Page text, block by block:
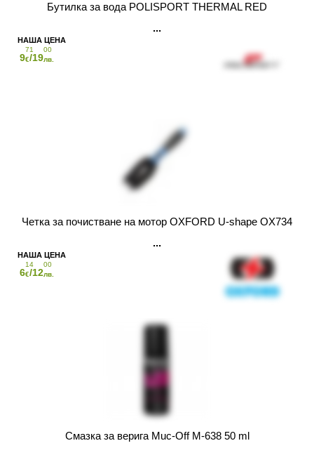
Бутилка за вода POLISPORT THERMAL RED
9
71
€/19
00
лв.
Четка за почистване на мотор OXFORD U-shape OX734
6
14
€/12
00
лв.
Смазка за верига Muc-Off M-638 50 ml